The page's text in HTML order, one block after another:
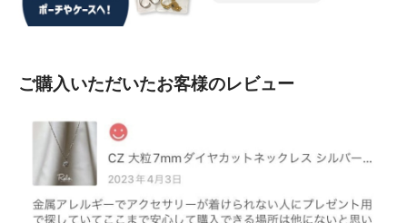
ご購入いただいたお客様のレビュー